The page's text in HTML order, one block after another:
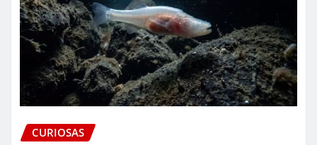
CURIOSAS